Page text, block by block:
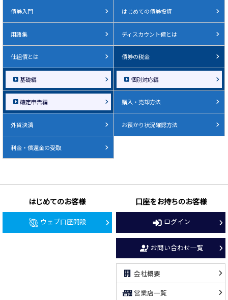
債券入門 はじめての債券投資
用語集 ディスカウント債とは
仕組債とは 債券の税金
基礎編 個別対応編
確定申告編 購入・売却方法
外貨決済 お預かり状況確認方法
利金・償還金の受取
はじめてのお客様
ウェブ口座開設
口座をお持ちのお客様
ログイン
お問い合わせ一覧
会社概要
営業店一覧